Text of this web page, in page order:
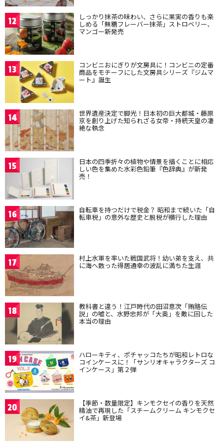
12 しっかり抹茶の味わい、さらに果実の香りも楽
しめる「無糖フレーバー抹茶」ストロベリー、
マンゴー新発売
13 コンビニおにぎりが文房具に！コンビニの定番
商品をモチーフにした文房具シリーズ『ジムマ
ート』誕生
14 世界遺産決定で脚光！日本初の巨大都城・藤原
京を創り上げた知られざる女帝・持統天皇の凄
絶な執念
15 日本の四季折々の植物や情景を描くことに相応
しい色を集めた水彩色鉛筆『色辞典』が新発
売！
16 自転車を持つだけで税金？ 昭和まで続いた「自
転車税」の意外な歴史と脱税が横行した理由
17 村上水軍を率いた戦国武将！幼い弟を支え、共
に海へ散った得居通幸の波乱に満ちた生涯
18 教科書と違う！江戸時代の田沼意次「賄賂伝
説」の嘘と、水野忠邦が「大奥」を敵に回した
本当の理由
19 ハローキティ、ポチャッコたちが昭和レトロな
コインケースに！「サンリオキャラクターズ コ
インケース」第２弾
20 【季節・数量限定】キンモクセイの香りを天然
精油で再現した「スチームクリーム キンモクセ
イ&茶」新登場